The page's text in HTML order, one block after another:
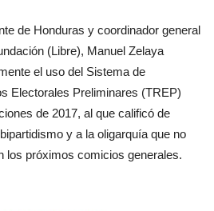
de Honduras y coordinador general
(Libre), Manuel Zelaya
el uso del Sistema de
Electorales Preliminares (TREP)
de 2017, al que calificó de
y a la oligarquía que no
los próximos comicios generales.